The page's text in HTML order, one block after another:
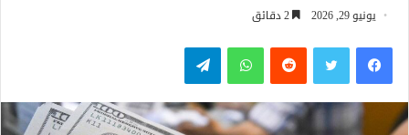
يونيو 29, 2026
فيسبوكتويتر واتساب تيلقرام